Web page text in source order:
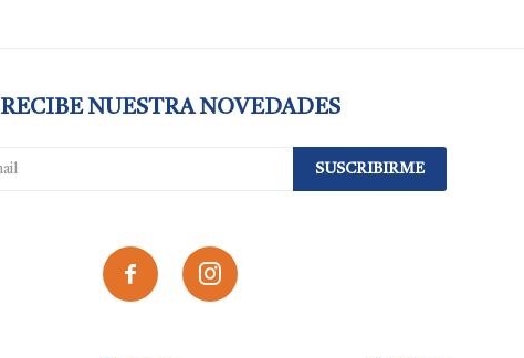
RECIBE NUESTRA NOVEDADES
SUSCRIBIRME
 